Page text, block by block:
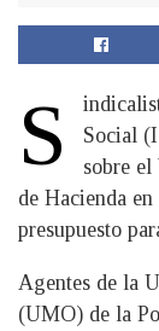
S
Social
sobre
de Hacienda
presupuesto
Agentes de la
(UMO) de la